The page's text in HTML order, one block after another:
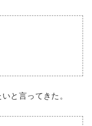
と言ってきた。